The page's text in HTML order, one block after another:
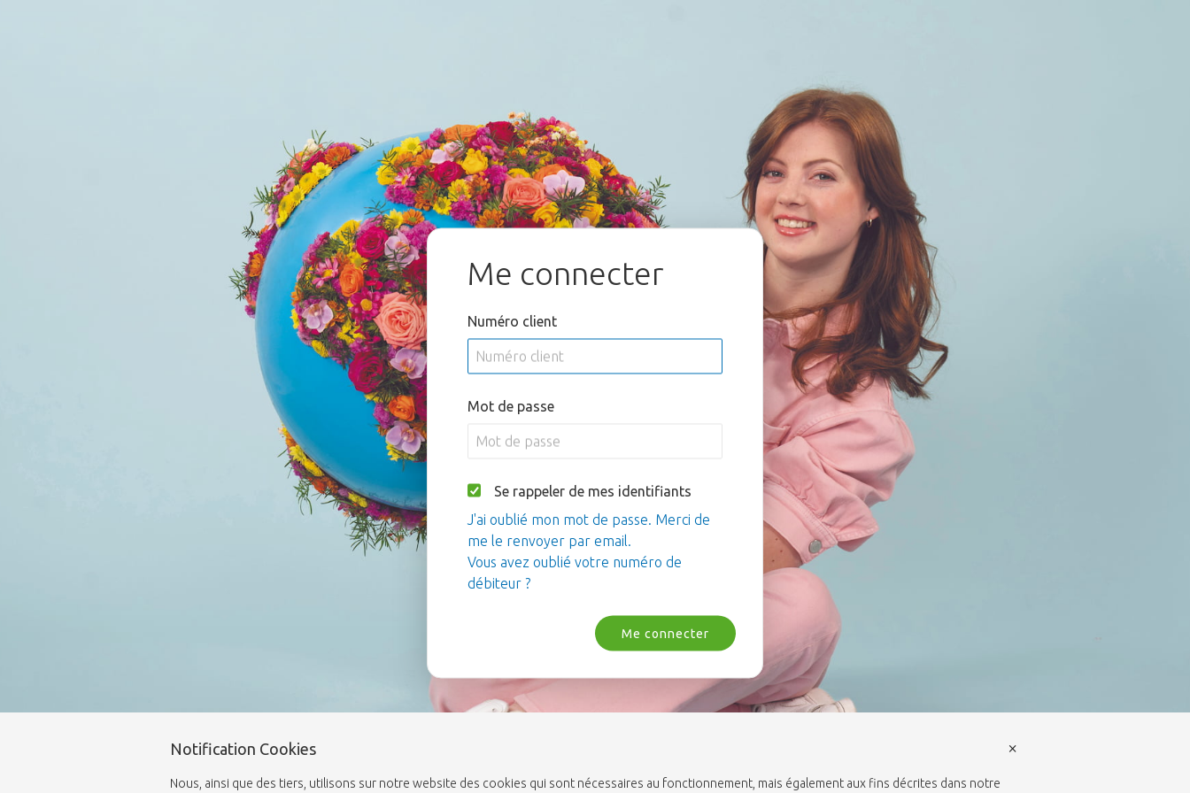
Me connecter
Numéro client
Mot de passe
Se rappeler de mes identifiants
J'ai oublié mon mot de passe. Merci de
me le renvoyer par email.
Vous avez oublié votre numéro de
débiteur ?
Me connecter
Notification Cookies
Nous, ainsi que des tiers, utilisons sur notre website des cookies qui sont nécessaires au fonctionnement, mais également aux fins décrites dans notre
×